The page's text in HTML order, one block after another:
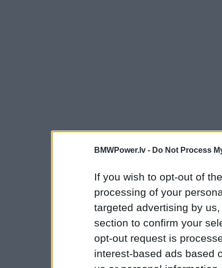
BMWPower.lv - Do Not Process
If you wish to opt-out of
processing of your
targeted advertising by
section to confirm your
opt-out request is
interest-based ads based